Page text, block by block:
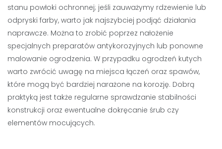
stanu powłoki ochronnej; jeśli zauważymy rdzewienie lub
odpryski farby, warto jak najszybciej podjąć działania
naprawcze. Można to zrobić poprzez nałożenie
specjalnych preparatów antykorozyjnych lub ponowne
malowanie ogrodzenia. W przypadku ogrodzeń kutych
warto zwrócić uwagę na miejsca łączeń oraz spawów,
które mogą być bardziej narażone na korozję. Dobrą
praktyką jest także regularne sprawdzanie stabilności
konstrukcji oraz ewentualne dokręcanie śrub czy
elementów mocujących.